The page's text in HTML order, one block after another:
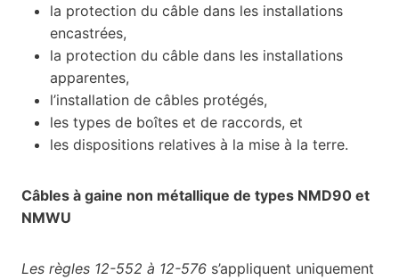
la protection du câble dans les installations
encastrées,
la protection du câble dans les installations
apparentes,
l’installation de câbles protégés,
les types de boîtes et de raccords, et
les dispositions relatives à la mise à la terre.
Câbles à gaine non métallique de types NMD90 et
NMWU
Les règles 12-552 à 12-576 s’appliquent uniquement